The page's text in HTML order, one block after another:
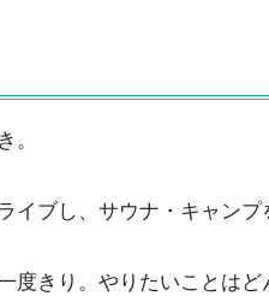
。
ブし、サウナ・キャンプ
度きり。やりたいことはど